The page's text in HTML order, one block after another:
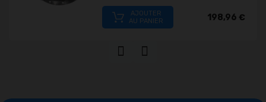
198,96 €
AJOUTER
AU PANIER